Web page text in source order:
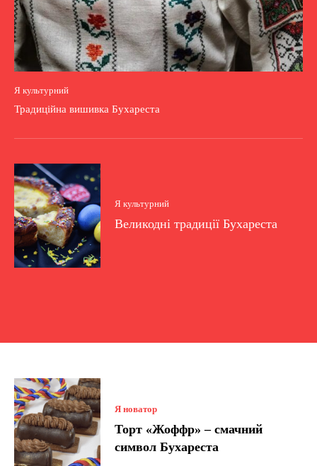
Я культурний
Традиційна вишивка Бухареста
Я культурний
Великодні традиції Бухареста
Я новатор
Торт «Жоффр» – смачний
символ Бухареста